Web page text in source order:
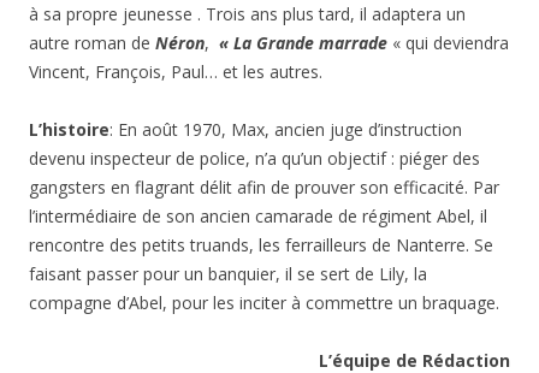
à sa propre jeunesse . Trois ans plus tard, il adaptera un
autre roman de Néron, « La Grande marrade « qui deviendra
Vincent, François, Paul… et les autres.
L’histoire: En août 1970, Max, ancien juge d’instruction
devenu inspecteur de police, n’a qu’un objectif : piéger des
gangsters en flagrant délit afin de prouver son efficacité. Par
l’intermédiaire de son ancien camarade de régiment Abel, il
rencontre des petits truands, les ferrailleurs de Nanterre. Se
faisant passer pour un banquier, il se sert de Lily, la
compagne d’Abel, pour les inciter à commettre un braquage.
L’équipe de Rédaction